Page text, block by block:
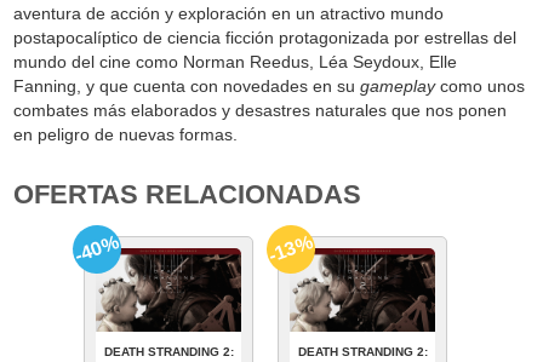
aventura de acción y exploración en un atractivo mundo
postapocalíptico de ciencia ficción protagonizada por estrellas del
mundo del cine como Norman Reedus, Léa Seydoux, Elle
Fanning, y que cuenta con novedades en sugameplaycomo unos
combates más elaborados y desastres naturales que nos ponen
en peligro de nuevas formas.
OFERTAS RELACIONADAS
DEATH STRANDING 2:
-40%
DEATH STRANDING 2:
-13%